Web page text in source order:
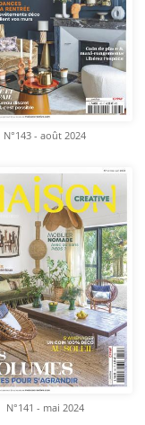
N°143 - août 2024
N°141 - mai 2024